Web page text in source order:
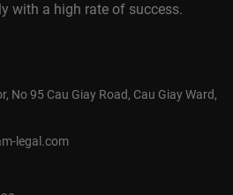
with a high rate of success.
No 95 Cau Giay Road, Cau Giay Ward,
legal.com